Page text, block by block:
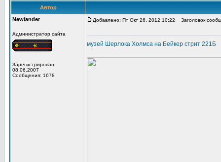
Автор
Newlander
Администратор сайта
Зарегистрирован:
08.06.2007
Сообщения: 1678
Добавлено: Пт Окт 26, 2012 10:22 Заголовок
музей Шерлока Холмса на Бейкер стрит 221Б